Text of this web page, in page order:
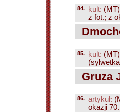
84. kult:
z fot.; z
85. kult:
Gruza
86. artykuł:
okazji